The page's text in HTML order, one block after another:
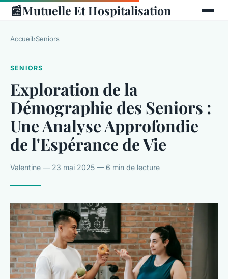
📰Mutuelle Et Hospitalisation
Accueil›Seniors
SENIORS
Exploration de la
Démographie des Seniors :
Une Analyse Approfondie
de l'Espérance de Vie
Valentine — 23 mai 2025 — 6 min de lecture